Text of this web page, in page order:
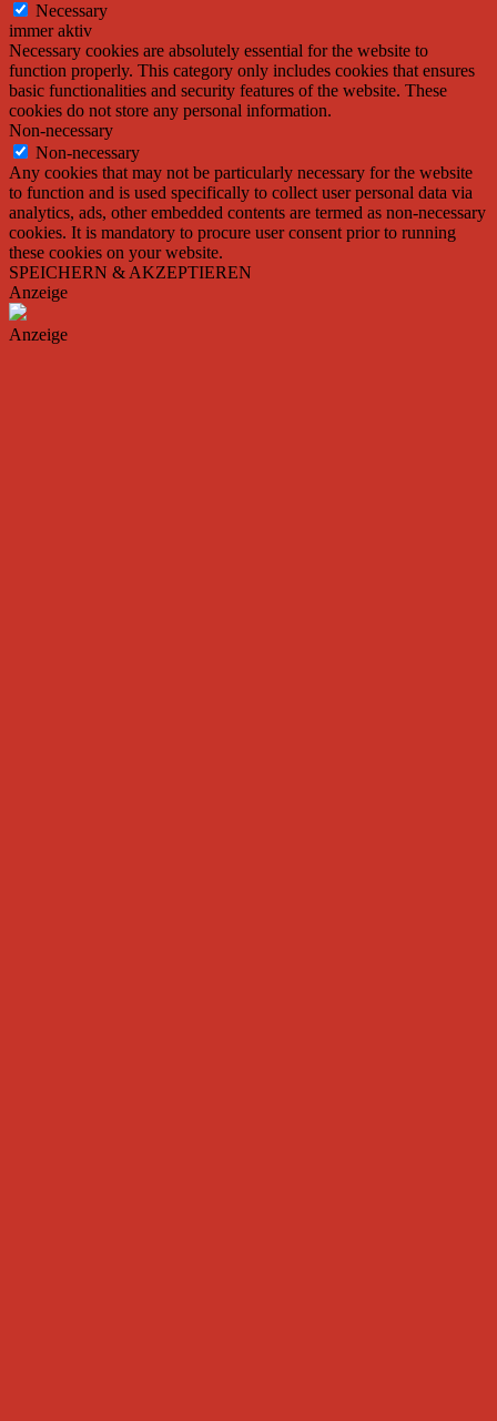
Necessary
immer aktiv
Necessary cookies are absolutely essential for the website to
function properly. This category only includes cookies that ensures
basic functionalities and security features of the website. These
cookies do not store any personal information.
Non-necessary
Non-necessary
Any cookies that may not be particularly necessary for the website
to function and is used specifically to collect user personal data via
analytics, ads, other embedded contents are termed as non-necessary
cookies. It is mandatory to procure user consent prior to running
these cookies on your website.
SPEICHERN & AKZEPTIEREN
Anzeige
Anzeige